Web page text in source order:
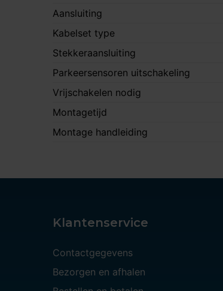
Aansluiting
Kabelset type
Stekkeraansluiting
Parkeersensoren uitschakeling
Vrijschakelen nodig
Montagetijd
Montage handleiding
Klantenservice
Contactgegevens
Bezorgen en afhalen